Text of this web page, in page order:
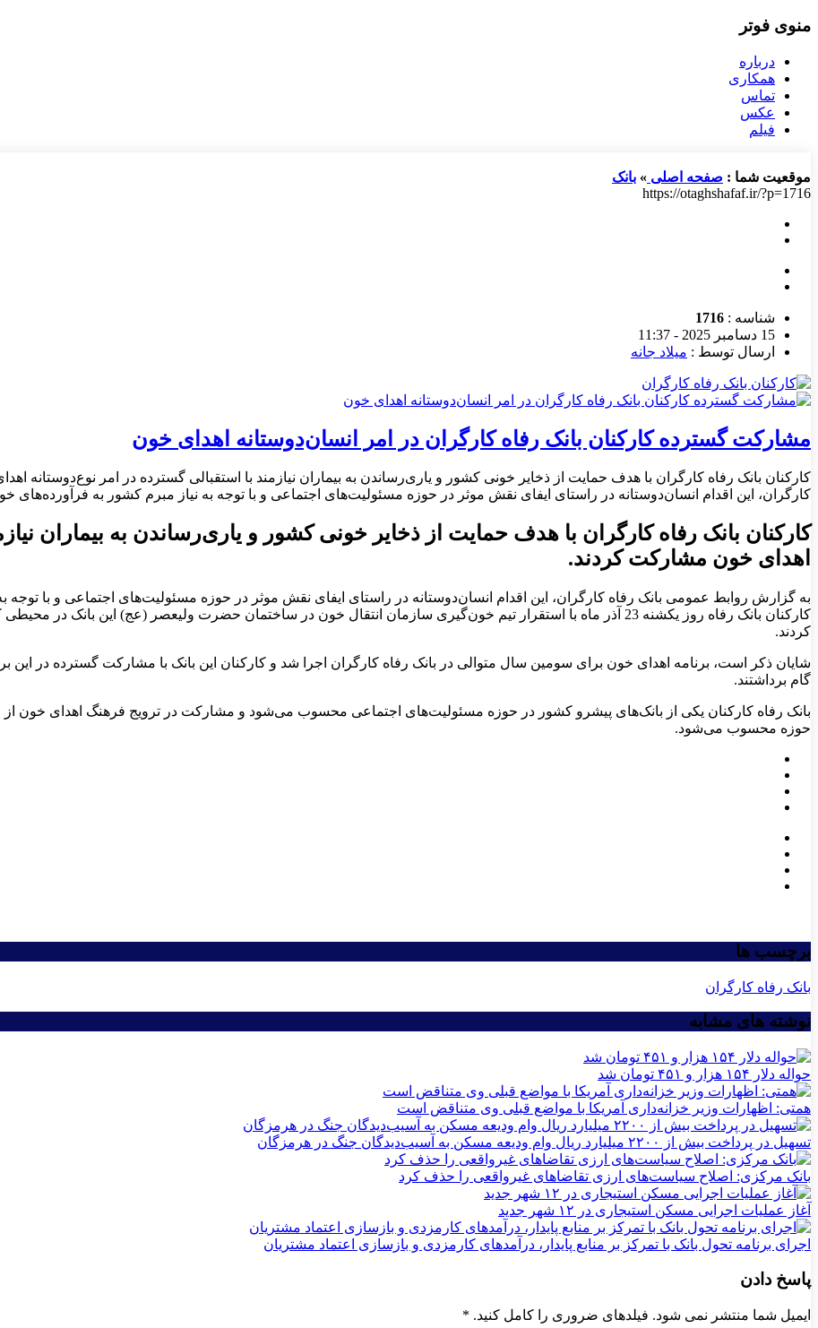
منوی فوتر
درباره
همکاری
تماس
عکس
فیلم
موقعیت شما : صفحه اصلی » بانک
https://otaghshafaf.ir/?p=1716
شناسه : 1716
15 دسامبر 2025 - 11:37
ارسال توسط : میلاد جانه
مشارکت گسترده کارکنان بانک رفاه کارگران در امر انسان‌دوستانه اهدای خون
کارکنان بانک رفاه کارگران با هدف حمایت از ذخایر خونی کشور و یاری‌رساندن به بیماران نیازمند با استقبالی گسترده در امر
کارگران، این اقدام انسان‌دوستانه در راستای ایفای نقش موثر در حوزه مسئولیت‌های اجتماعی و با توجه به نیاز مبرم کشور به فرآورده‌های
کارکنان بانک رفاه کارگران با هدف حمایت از ذخایر خونی کشور و یاری‌رساندن به بیماران
اهدای خون مشارکت کردند.
به گزارش روابط عمومی بانک رفاه کارگران، این اقدام انسان‌دوستانه در راستای ایفای نقش موثر در حوزه مسئولیت‌های اجتماعی و با
کارکنان بانک رفاه روز یکشنه 23 آذر ماه با استقرار تیم خون‌گیری سازمان انتقال خون در ساختمان حضرت ولیعصر (عج) این
کردند.
شایان ذکر است، برنامه اهدای خون برای سومین سال متوالی در بانک رفاه کارگران اجرا ‌شد و کارکنان این بانک با مشارکت گسترده در
گام برداشتند.
بانک رفاه کارکنان یکی از بانک‌های پیشرو کشور در حوزه مسئولیت‌های اجتماعی محسوب می‌شود و مشارکت در ترویج فرهنگ اهدای خون از
حوزه محسوب می‌شود.
برچسب ها
بانک رفاه کارگران
نوشته های مشابه
حواله دلار ۱۵۴ هزار و ۴۵۱ تومان شد
همتی: اظهارات وزیر خزانه‌داری آمریکا با مواضع قبلی وی متناقض است
تسهیل در پرداخت بیش از ۲۲۰۰ میلیارد ریال وام ودیعه مسکن به آسیب‌دیدگان جنگ در هرمزگان
بانک مرکزی: اصلاح سیاست‌های ارزی تقاضاهای غیرواقعی را حذف کرد
آغاز عملیات اجرایی مسکن استیجاری در ۱۲ شهر جدید
اجرای برنامه تحول بانک با تمرکز بر منابع پایدار، درآمدهای کارمزدی و بازسازی اعتماد مشتریان
پاسخ دادن
ایمیل شما منتشر نمی شود. فیلدهای ضروری را کامل کنید. *